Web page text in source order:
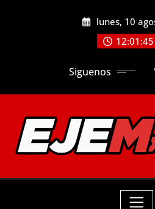
lunes, 10
Siguenos